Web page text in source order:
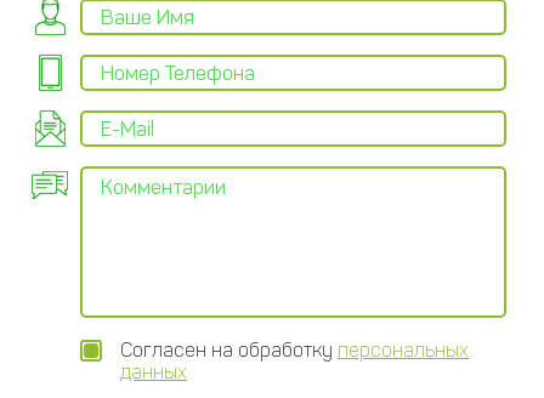
Согласен на обработку персональных
данных